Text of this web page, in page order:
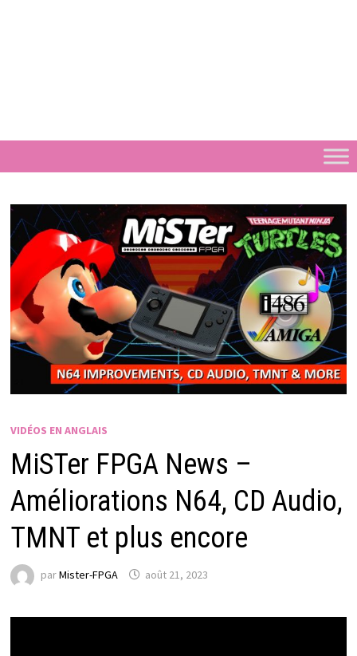
VIDÉOS EN ANGLAIS
MiSTer FPGA News –
Améliorations N64, CD Audio,
TMNT et plus encore
parMister-FPGA août 21, 2023